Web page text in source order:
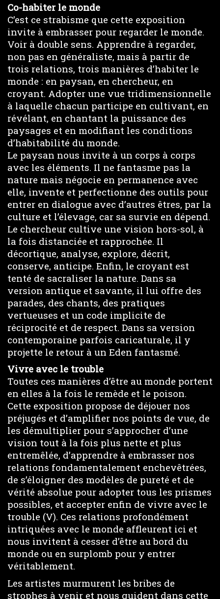
Co-habiter le monde
C’est ce strabisme que cette exposition
invite à embrasser pour regarder le monde.
Voir à double sens. Apprendre à regarder,
non pas en généraliste, mais à partir de
trois relations, trois manières d’habiter le
monde : en paysan, en chercheur, en
croyant. Adopter une vue tridimensionnelle
à laquelle chacun participe en cultivant, en
révélant, en chantant la puissance des
paysages et en modifiant les conditions
d’habitabilité du monde.
Le paysan nous invite à un corps à corps
avec les éléments. Il ne fantasme pas la
nature mais négocie en permanence avec
elle, invente et perfectionne des outils pour
entrer en dialogue avec d’autres êtres, par la
culture et l’élevage, car sa survie en dépend.
Le chercheur cultive une vision hors-sol, à
la fois distanciée et rapprochée. Il
décortique, analyse, explore, décrit,
conserve, anticipe. Enfin, le croyant est
tenté de sacraliser la nature. Dans sa
version antique et savante, il lui offre des
parades, des chants, des pratiques
vertueuses et un code implicite de
réciprocité et de respect. Dans sa version
contemporaine parfois caricaturale, il y
projette le retour à un Eden fantasmé.
Vivre avec le trouble
Toutes ces manières d’être au monde portent
en elles à la fois le remède et le poison.
Cette exposition propose de déjouer nos
préjugés et d’amplifier nos points de vue, de
les démultiplier pour s’approcher d’une
vision tout à la fois plus nette et plus
entremêlée, d’apprendre à embrasser nos
relations fondamentalement enchevêtrées,
de s’éloigner des modèles de pureté et de
vérité absolue pour adopter tous les prismes
possibles, et accepter enfin de vivre avec le
trouble (V). Ces relations profondément
intriquées avec le monde affleurent ici et
nous invitent à cesser d’être au bord du
monde ou en surplomb pour y entrer
véritablement.
Les artistes murmurent les bribes de
strophes à venir et nous guident dans cette